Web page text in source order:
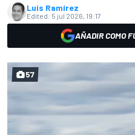
Luis Ramírez
Edited: 5 jul 2026, 19:17
AÑADIR COMO
57